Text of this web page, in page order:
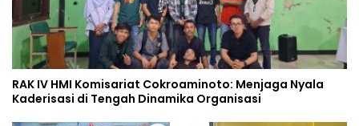
RAK IV HMI Komisariat Cokroaminoto: Menjaga Nyala
Kaderisasi di Tengah Dinamika Organisasi